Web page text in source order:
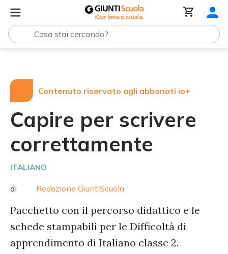
Contenuto riservato agli abbonati io+
Capire per scrivere
correttamente
ITALIANO
di Redazione GiuntiScuola
Pacchetto con il percorso didattico e le
schede stampabili per le Difficoltà di
apprendimento di Italiano classe 2.